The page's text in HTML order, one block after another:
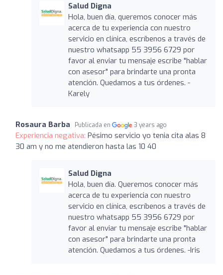
Salud Digna
Hola, buen día, queremos conocer más
acerca de tu experiencia con nuestro
servicio en clínica, escríbenos a través de
nuestro whatsapp 55 3956 6729 por
favor al enviar tu mensaje escribe "hablar
con asesor" para brindarte una pronta
atención. Quedamos a tus órdenes. -
Karely
Rosaura Barba Publicada en 3 years ago
Experiencia negativa: Pésimo servicio yo tenia cita alas 8
30 am y no me atendieron hasta las 10 40
Salud Digna
Hola, buen día. Queremos conocer más
acerca de tu experiencia con nuestro
servicio en clínica, escríbenos a través de
nuestro whatsapp 55 3956 6729 por
favor al enviar tu mensaje escribe "hablar
con asesor" para brindarte una pronta
atención. Quedamos a tus órdenes. -Iris